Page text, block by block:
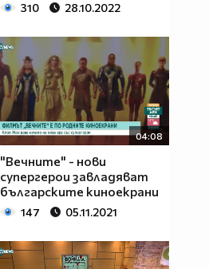
310 28.10.2022
04:08
"Вечните" - нови
супергерои завладяват
българските киноекрани
147 05.11.2021